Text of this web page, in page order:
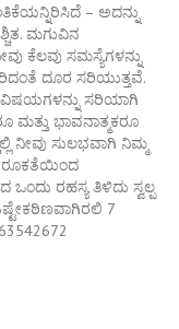
– ಅದನ್ನು
ಮಗುವಿನ
ಕೆಲವು ಸಮಸ್ಯೆಗಳನ್ನು
ದೂರ ಸರಿಯುತ್ತವೆ.
ವಿಷಯಗಳನ್ನು ಸರಿಯಾಗಿ
ಭಾವನಾತ್ಮಕರೂ
ನೀವು ಸುಲಭವಾಗಿ ನಿಮ್ಮ
ರಹಸ್ಯ ತಿಳಿದು ಸ್ವಲ್ಪ
7